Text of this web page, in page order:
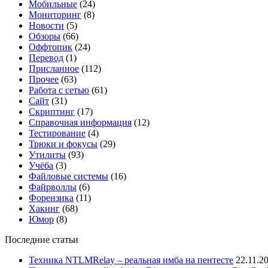
Мобильные (24)
Мониторинг (8)
Новости (5)
Обзоры (66)
Оффтопик (24)
Перевод (1)
Присланное (112)
Прочее (63)
Работа с сетью (61)
Сайт (31)
Скриптинг (17)
Справочная информация (12)
Тестирование (4)
Трюки и фокусы (29)
Утилиты (93)
Учёба (3)
Файловые системы (16)
Файрволлы (6)
Форензика (11)
Хакинг (68)
Юмор (8)
Последние статьи
Техника NTLMRelay – реальная имба на пентесте